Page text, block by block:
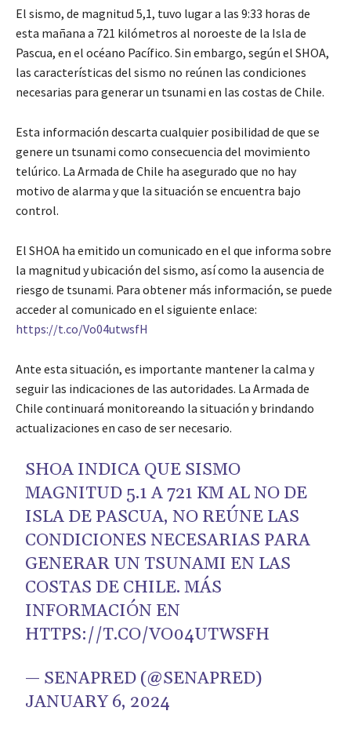
El sismo, de magnitud 5,1, tuvo lugar a las 9:33 horas de
esta mañana a 721 kilómetros al noroeste de la Isla de
Pascua, en el océano Pacífico. Sin embargo, según el SHOA,
las características del sismo no reúnen las condiciones
necesarias para generar un tsunami en las costas de Chile.
Esta información descarta cualquier posibilidad de que se
genere un tsunami como consecuencia del movimiento
telúrico. La Armada de Chile ha asegurado que no hay
motivo de alarma y que la situación se encuentra bajo
control.
El SHOA ha emitido un comunicado en el que informa sobre
la magnitud y ubicación del sismo, así como la ausencia de
riesgo de tsunami. Para obtener más información, se puede
acceder al comunicado en el siguiente enlace:
https://t.co/Vo04utwsfH
Ante esta situación, es importante mantener la calma y
seguir las indicaciones de las autoridades. La Armada de
Chile continuará monitoreando la situación y brindando
actualizaciones en caso de ser necesario.
SHOA INDICA QUE SISMO
MAGNITUD 5.1 A 721 KM AL NO DE
ISLA DE PASCUA, NO REÚNE LAS
CONDICIONES NECESARIAS PARA
GENERAR UN TSUNAMI EN LAS
COSTAS DE CHILE. MÁS
INFORMACIÓN EN
HTTPS://T.CO/VO04UTWSFH
— SENAPRED (@SENAPRED)
JANUARY 6, 2024